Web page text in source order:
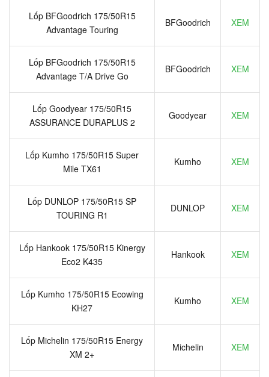
Lốp BFGoodrich 175/50R15
Advantage Touring
BFGoodrich XEM
Lốp BFGoodrich 175/50R15
Advantage T/A Drive Go
BFGoodrich XEM
Lốp Goodyear 175/50R15
ASSURANCE DURAPLUS 2
Goodyear XEM
Lốp Kumho 175/50R15 Super
Mile TX61
Kumho XEM
Lốp DUNLOP 175/50R15 SP
TOURING R1
DUNLOP XEM
Lốp Hankook 175/50R15 Kinergy
Eco2 K435
Hankook XEM
Lốp Kumho 175/50R15 Ecowing
KH27
Kumho XEM
Lốp Michelin 175/50R15 Energy
XM 2+
Michelin XEM